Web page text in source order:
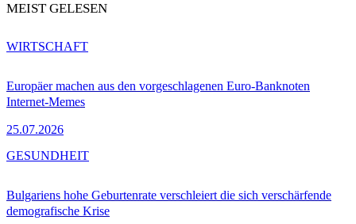
MEIST GELESEN
Europäer machen aus den vorgeschlagenen Euro-Banknoten
Internet-Memes
25.07.2026
WIRTSCHAFT
Bulgariens hohe Geburtenrate verschleiert die sich verschärfende
demografische Krise
GESUNDHEIT